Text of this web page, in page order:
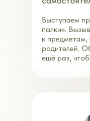
Выступаем
палки».
к предметам,
родителей.
ещё раз,